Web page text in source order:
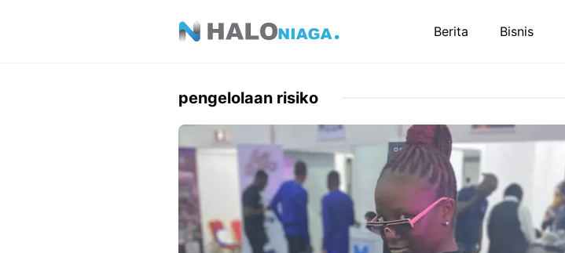
Berita Bisnis
pengelolaan risiko